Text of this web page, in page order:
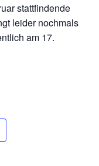
stattfindende
leider nochmals
am 17.